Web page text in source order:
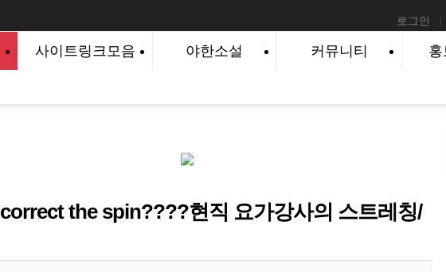
로그인
사이트링크모음 야한소설 커뮤니티
the spin????현직 요가강사의 스트레칭/